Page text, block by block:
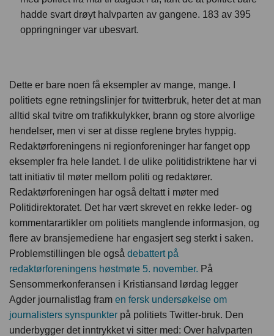
hadde svart drøyt halvparten av gangene. 183 av 395
oppringninger var ubesvart.
Dette er bare noen få eksempler av mange, mange. I
politiets egne retningslinjer for twitterbruk, heter det at man
alltid skal tvitre om trafikkulykker, brann og store alvorlige
hendelser, men vi ser at disse reglene brytes hyppig.
Redaktørforeningens ni regionforeninger har fanget opp
eksempler fra hele landet. I de ulike politidistriktene har vi
tatt initiativ til møter mellom politi og redaktører.
Redaktørforeningen har også deltatt i møter med
Politidirektoratet. Det har vært skrevet en rekke leder- og
kommentarartikler om politiets manglende informasjon, og
flere av bransjemediene har engasjert seg sterkt i saken.
Problemstillingen ble også debattert på
redaktørforeningens høstmøte 5. november. På
Sensommerkonferansen i Kristiansand lørdag legger
Agder journalistlag fram en fersk undersøkelse om
journalisters synspunkter på politiets Twitter-bruk. Den
underbygger det inntrykket vi sitter med: Over halvparten